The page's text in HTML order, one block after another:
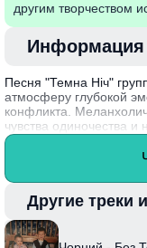
другим творчеством
Информация
Песня "Темна Ніч"
атмосферу глубокой
конфликта.
чувства одиночества
раздумий и поиска
желаниями и
Интересный факт:
группы Чорний,
украинского рок-
Другие треки